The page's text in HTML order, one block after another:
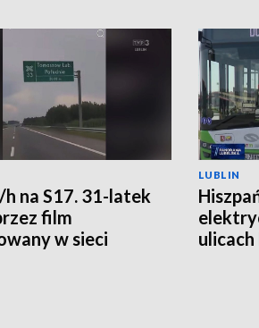
na S17. 31-latek
film
w sieci
LUBLIN
ulicach